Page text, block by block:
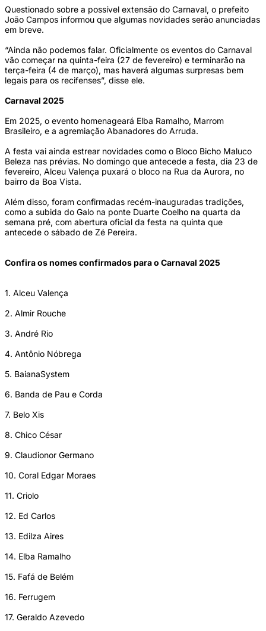
Questionado sobre a possível extensão do Carnaval, o prefeito
João Campos informou que algumas novidades serão anunciadas
em breve.
“Ainda não podemos falar. Oficialmente os eventos do Carnaval
vão começar na quinta-feira (27 de fevereiro) e terminarão na
terça-feira (4 de março), mas haverá algumas surpresas bem
legais para os recifenses”, disse ele.
Carnaval 2025
Em 2025, o evento homenageará Elba Ramalho, Marrom
Brasileiro, e a agremiação Abanadores do Arruda.
A festa vai ainda estrear novidades como o Bloco Bicho Maluco
Beleza nas prévias. No domingo que antecede a festa, dia 23 de
fevereiro, Alceu Valença puxará o bloco na Rua da Aurora, no
bairro da Boa Vista.
Além disso, foram confirmadas recém-inauguradas tradições,
como a subida do Galo na ponte Duarte Coelho na quarta da
semana pré, com abertura oficial da festa na quinta que
antecede o sábado de Zé Pereira.
Confira os nomes confirmados para o Carnaval 2025
1. Alceu Valença
2. Almir Rouche
3. André Rio
4. Antônio Nóbrega
5. BaianaSystem
6. Banda de Pau e Corda
7. Belo Xis
8. Chico César
9. Claudionor Germano
10. Coral Edgar Moraes
11. Criolo
12. Ed Carlos
13. Edilza Aires
14. Elba Ramalho
15. Fafá de Belém
16. Ferrugem
17. Geraldo Azevedo